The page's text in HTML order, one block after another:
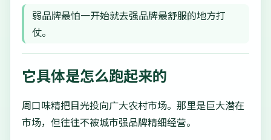
弱品牌最怕一开始就去强品牌最舒服的地方打
仗。
它具体是怎么跑起来的
周口味精把目光投向广大农村市场。那里是巨大潜在
市场，但往往不被城市强品牌精细经营。